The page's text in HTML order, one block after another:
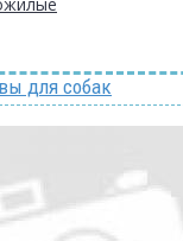
для собак